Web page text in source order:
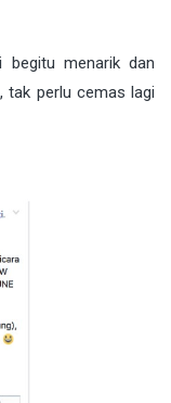
begitu menarik dan
tak perlu cemas lagi